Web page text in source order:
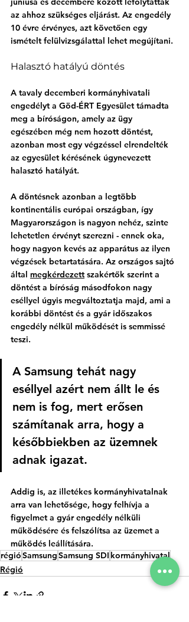
az ahhoz szükséges eljárást. Az engedély
10 évre érvényes, azt követően egy
ismételt felülvizsgálattal lehet megújítani.
Halasztó hatályú döntés
A tavaly decemberi kormányhivatali
engedélyt a Göd-ÉRT Egyesület támadta
meg a bíróságon, amely az ügy
egészében még nem hozott döntést,
azonban most egy végzéssel elrendelték
az egyesület kérésének úgynevezett
halasztó hatályát.
A döntésnek azonban a legtöbb
kontinentális európai országban, így
Magyarországon is nagyon nehéz, szinte
lehetetlen érvényt szerezni - ennek oka,
hogy nagyon kevés az apparátus az ilyen
végzések betartatására. Az országos sajtó
által megkérdezett szakértők szerint a
döntést a bíróság másodfokon nagy
eséllyel úgyis megváltoztatja majd, ami a
korábbi döntést és a gyár időszakos
engedély nélkül működését is semmissé
teszi.
A Samsung tehát nagy
eséllyel azért nem állt le és
nem is fog, mert erősen
számítanak arra, hogy a
későbbiekben az üzemnek
adnak igazat.
Addig is, az illetékes kormányhivatalnak
arra van lehetősége, hogy felhívja a
figyelmet a gyár engedély nélküli
működésére és felszólítsa az üzemet a
működés leállítására.
régióSamsungSamsung SDI kormányhivatal
Régió